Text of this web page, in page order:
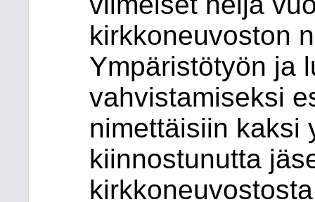
kirkkoneuvoston
Ympäristötyön ja
vahvistamiseksi
nimettäisiin kaksi
kiinnostunutta